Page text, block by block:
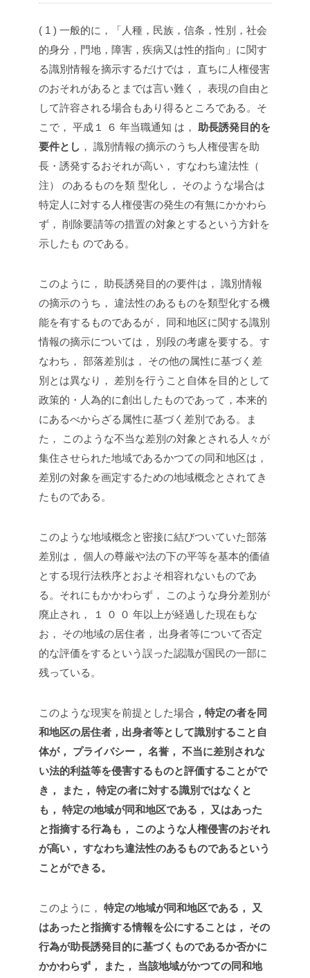
( 1 ) 一般的に，「人種，民族，信条，性別，社会
的身分，門地，障害，疾病又は性的指向」に関す
る識別情報を摘示するだけでは， 直ちに人権侵害
のおそれがあるとまでは言い難く， 表現の自由と
して許容される場合もあり得るところである。そ
こで， 平成１ ６ 年当職通知 は， 助長誘発目的を
要件とし ， 識別情報の摘示のうち人権侵害を助
長・誘発するおそれが高い， すなわち違法性（
注） のあるものを類 型化し， そのような場合は
特定人に対する人権侵害の発生の有無にかかわら
ず， 削除要請等の措置の対象とするという方針を
示したも のである。
このように， 助長誘発目的の要件は， 識別情報
の摘示のうち， 違法性のあるものを類型化する機
能を有するものであるが， 同和地区に関する識別
情報の摘示については， 別段の考慮を要する。す
なわち， 部落差別は， その他の属性に基づく差
別とは異なり， 差別を行うこと自体を目的として
政策的・人為的に創出したものであって，本来的
にあるべからざる属性に基づく差別である。ま
た， このような不当な差別の対象とされる人々が
集住させられた地域であるかつての同和地区は，
差別の対象を画定するための地域概念とされてき
たものである。
このような地域概念と密接に結びついていた部落
差別は， 個人の尊厳や法の下の平等を基本的価値
とする現行法秩序とおよそ相容れないものであ
る。それにもかかわらず， このような身分差別が
廃止され， １ ０ ０ 年以上が経過した現在もな
お， その地域の居住者， 出身者等について否定
的な評価をするという誤った認識が国民の一部に
残っている。
このような現実を前提とした場合 ，特定の者を同
和地区の居住者，出身者等として識別すること自
体が， プライバシー， 名誉， 不当に差別されな
い法的利益等を侵害するものと評価することがで
き， また， 特定の者に対する識別ではなくと
も， 特定の地域が同和地区である， 又はあった
と指摘する行為も， このような人権侵害のおそれ
が高い， すなわち違法性のあるものであるという
ことができる。
このように， 特定の地域が同和地区である， 又
はあったと指摘する情報を公にすることは， その
行為が助長誘発目的に基づくものであるか否かに
かかわらず， また， 当該地域がかつての同和地